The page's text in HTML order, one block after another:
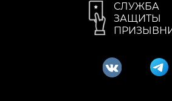
СЛУЖБА
ЗАЩИТЫ